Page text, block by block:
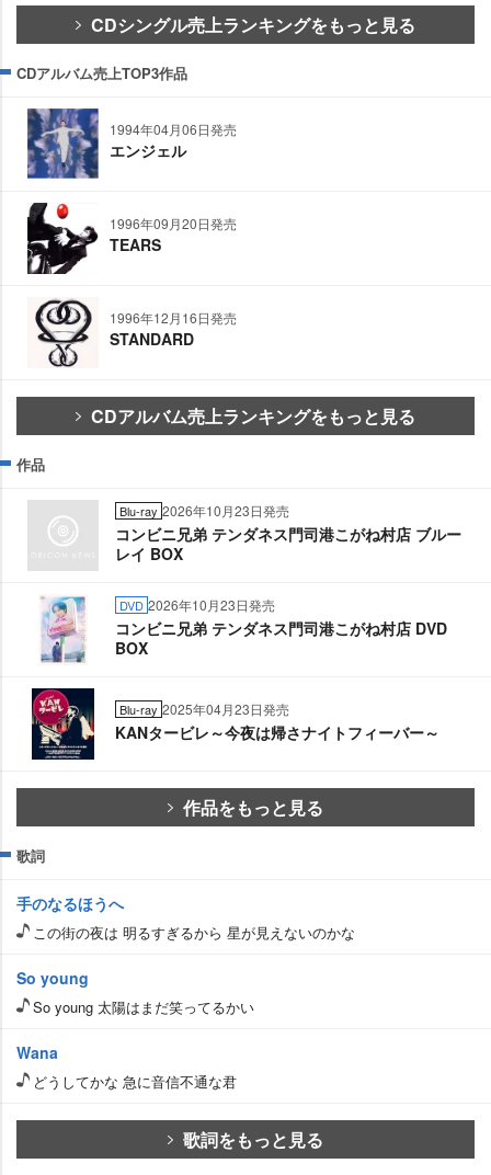
CDシングル売上ランキングをもっと見る
CDアルバム売上TOP3作品
1994年04月06日発売
エンジェル
1996年09月20日発売
TEARS
1996年12月16日発売
STANDARD
CDアルバム売上ランキングをもっと見る
作品
Blu-ray 2026年10月23日発売
コンビニ兄弟 テンダネス門司港こがね村店 ブルー
レイ BOX
DVD 2026年10月23日発売
コンビニ兄弟 テンダネス門司港こがね村店 DVD
BOX
Blu-ray 2025年04月23日発売
KANタービレ～今夜は帰さナイトフィーバー～
作品をもっと見る
歌詞
手のなるほうへ
この街の夜は 明るすぎるから 星が見えないのかな
So young
So young 太陽はまだ笑ってるかい
Wana
どうしてかな 急に音信不通な君
歌詞をもっと見る